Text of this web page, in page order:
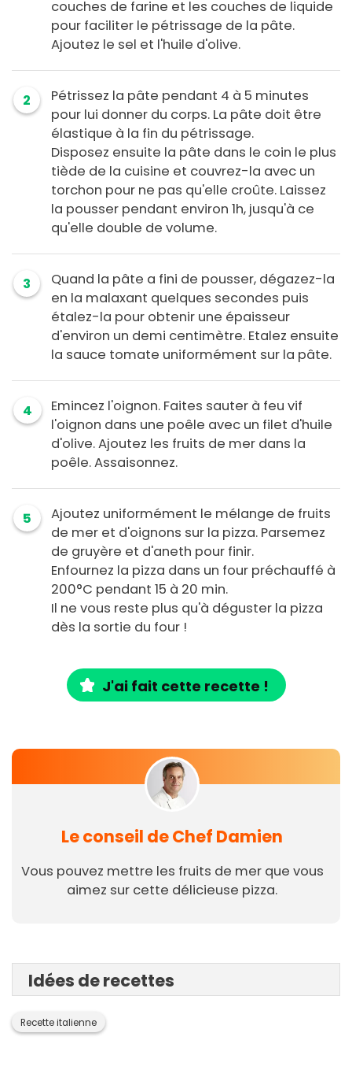
couches de farine et les couches de liquide
pour faciliter le pétrissage de la pâte.
Ajoutez le sel et l'huile d'olive.
2
Pétrissez la pâte pendant 4 à 5 minutes
pour lui donner du corps. La pâte doit être
élastique à la fin du pétrissage.
Disposez ensuite la pâte dans le coin le plus
tiède de la cuisine et couvrez-la avec un
torchon pour ne pas qu'elle croûte. Laissez
la pousser pendant environ 1h, jusqu'à ce
qu'elle double de volume.
3
Quand la pâte a fini de pousser, dégazez-la
en la malaxant quelques secondes puis
étalez-la pour obtenir une épaisseur
d'environ un demi centimètre. Etalez ensuite
la sauce tomate uniformément sur la pâte.
4
Emincez l'oignon. Faites sauter à feu vif
l'oignon dans une poêle avec un filet d'huile
d'olive. Ajoutez les fruits de mer dans la
poêle. Assaisonnez.
5
Ajoutez uniformément le mélange de fruits
de mer et d'oignons sur la pizza. Parsemez
de gruyère et d'aneth pour finir.
Enfournez la pizza dans un four préchauffé à
200°C pendant 15 à 20 min.
Il ne vous reste plus qu'à déguster la pizza
dès la sortie du four !
J'ai fait cette recette !
Le conseil de Chef Damien
Vous pouvez mettre les fruits de mer que vous
aimez sur cette délicieuse pizza.
Idées de recettes
Recette italienne